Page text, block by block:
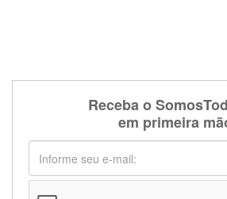
Receba o
em primeira